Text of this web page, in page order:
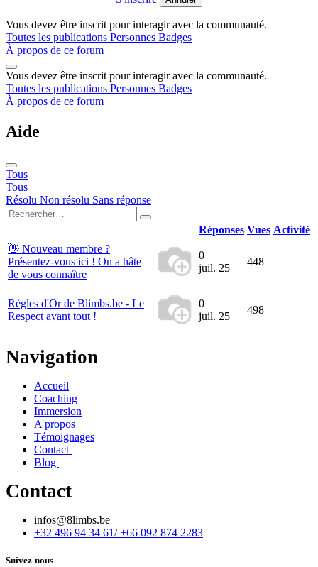
Vous devez être inscrit pour interagir avec la communauté.
Toutes les publications Personnes Badges
À propos de ce forum
Vous devez être inscrit pour interagir avec la communauté.
Toutes les publications Personnes Badges
À propos de ce forum
Aide
Tous
Tous
Résolu Non résolu Sans réponse
Réponses Vues Activité
👋 Nouveau membre ?
Présentez-vous ici ! On a hâte
de vous connaître
0
juil. 25
448
Règles d'Or de Blimbs.be - Le
Respect avant tout !
0
juil. 25
498
Navigation
Accueil
Coaching
Immersion
A propos
Témoignages
Contact
Blog
Contact
infos@8limbs.be
+32 496 94 34 61/ +66 092 874 2283
Suivez-nous